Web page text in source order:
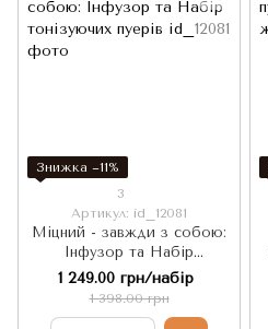
Знижка −11%
3
Артикул: id_12081
Міцний - завжди з собою:
Інфузор та Набір
тонізуючих пуерів
1 249.00 грн/набір
1 398.00 грн